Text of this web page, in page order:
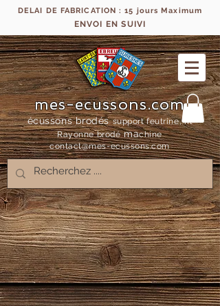
DELAI DE FABRICATION : 15 jours Maximum
ENVOI EN SUIVI
mes-ecussons.com
écussons brodés support feutrine, fil
Rayonne brodémachine
contact@mes-ecussons.com